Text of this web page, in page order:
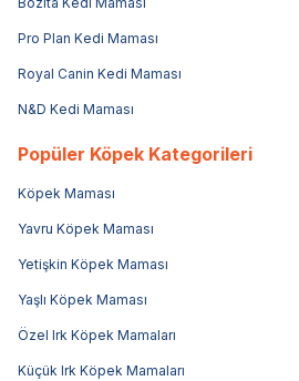
Pro Plan Kedi Maması
Royal Canin Kedi Maması
N&D Kedi Maması
Popüler Köpek Kategorileri
Köpek Maması
Yavru Köpek Maması
Yetişkin Köpek Maması
Yaşlı Köpek Maması
Özel Irk Köpek Mamaları
Küçük Irk Köpek Mamaları